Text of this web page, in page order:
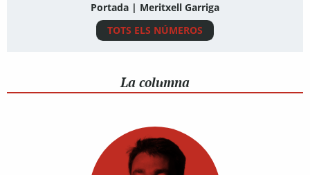
Portada | Meritxell Garriga
TOTS ELS NÚMEROS
La columna